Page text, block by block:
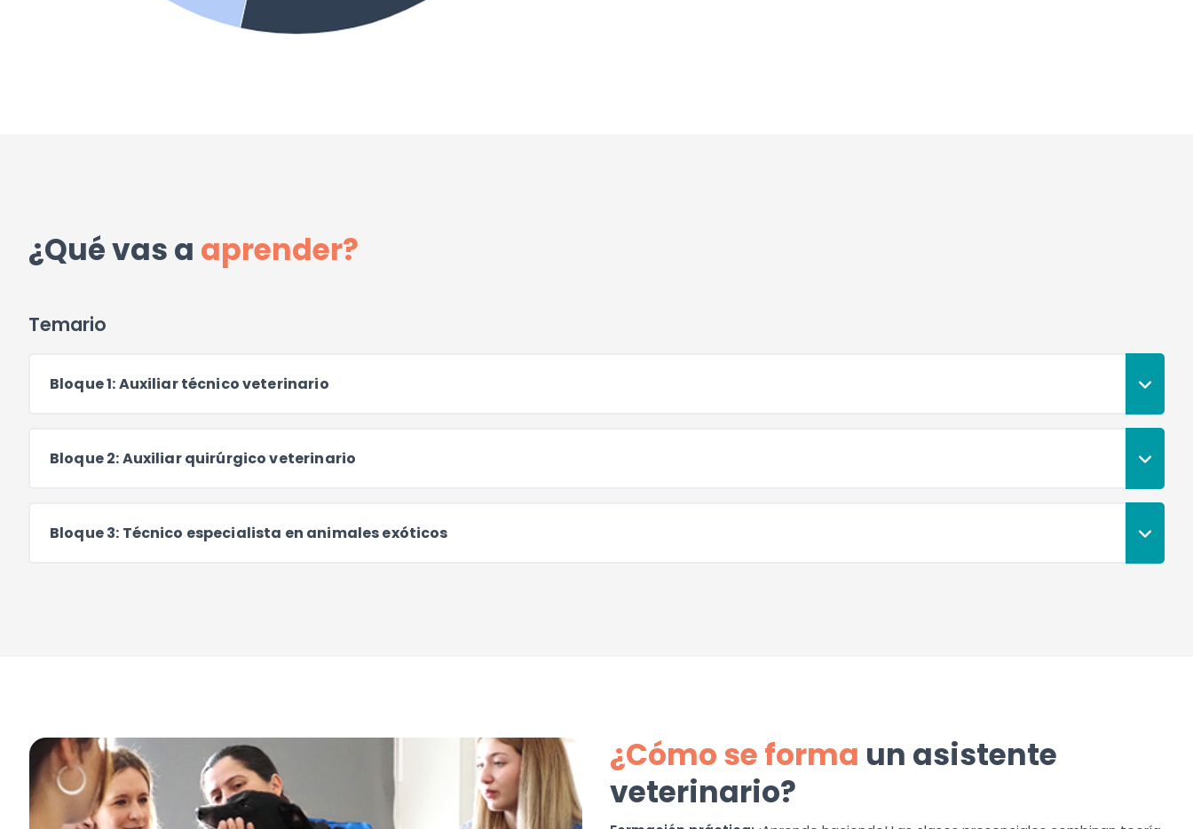
¿Qué vas a aprender?
Temario
Bloque 1: Auxiliar técnico veterinario
Bloque 2: Auxiliar quirúrgico veterinario
Bloque 3: Técnico especialista en animales exóticos
¿Cómo se forma un asistente
veterinario?